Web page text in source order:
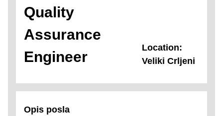
Quality
Assurance
Engineer
Location:
Veliki Crljeni
Opis posla